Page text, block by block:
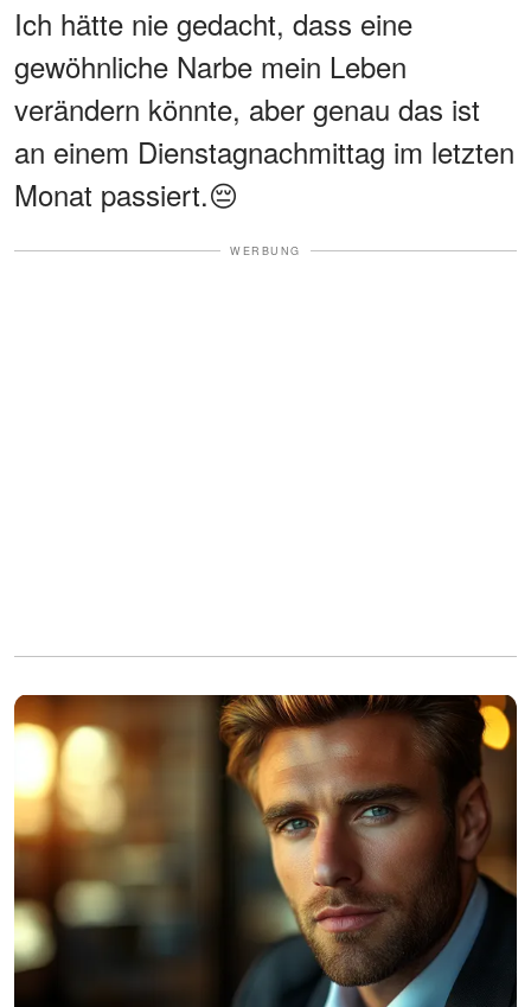
Ich hätte nie gedacht, dass eine
gewöhnliche Narbe mein Leben
verändern könnte, aber genau das ist
an einem Dienstagnachmittag im letzten
Monat passiert.😔
WERBUNG